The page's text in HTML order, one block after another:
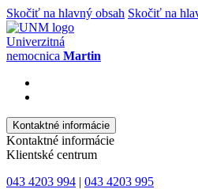
Skočiť na hlavný obsah Skočiť na
Univerzitná
nemocnica Martin
Kontaktné informácie
Kontaktné informácie
Klientské centrum
043 4203 994 | 043 4203 995